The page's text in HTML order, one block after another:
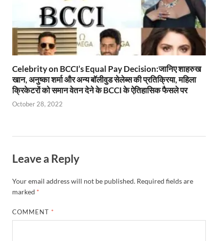
Celebrity on BCCI’s Equal Pay Decision:जानिए शाहरुख
खान, अनुष्का शर्मा और अन्य बॉलीवुड सेलेब्स की प्रतिक्रिया, महिला
क्रिकेटरों को समान वेतन देने के BCCI के ऐतिहासिक फैसले पर
October 28, 2022
Leave a Reply
Your email address will not be published. Required fields are
marked *
COMMENT *